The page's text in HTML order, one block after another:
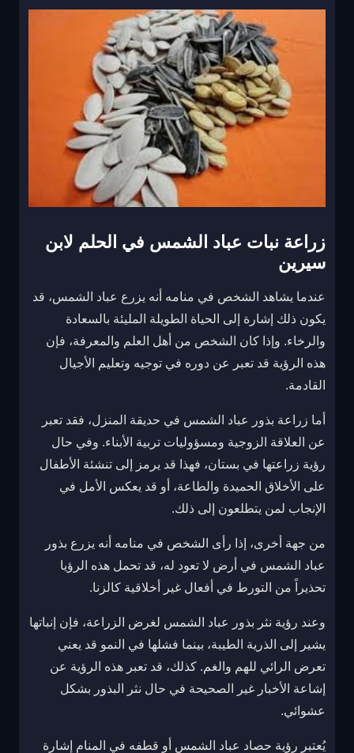
زراعة نبات عباد الشمس في الحلم لابن
سيرين
عندما يشاهد الشخص في منامه أنه يزرع عباد الشمس، قد
يكون ذلك إشارة إلى الحياة الطويلة المليئة بالسعادة
والرخاء. وإذا كان الشخص من أهل العلم والمعرفة، فإن
هذه الرؤية قد تعبر عن دوره في توجيه وتعليم الأجيال
القادمة.
أما زراعة بذور عباد الشمس في حديقة المنزل، فقد تعبر
عن العلاقة الزوجية ومسؤوليات تربية الأبناء. وفي حال
رؤية زراعتها في بستان، فهذا قد يرمز إلى تنشئة الأطفال
على الأخلاق الحميدة والطاعة، أو قد يعكس الأمل في
الإنجاب لمن يتطلعون إلى ذلك.
من جهة أخرى، إذا رأى الشخص في منامه أنه يزرع بذور
عباد الشمس في أرض لا تعود له، قد تحمل هذه الرؤيا
تحذيراً من التورط في أفعال غير أخلاقية كالزنا.
وعند رؤية نثر بذور عباد الشمس لغرض الزراعة، فإن إنباتها
يشير إلى الذرية الطيبة، بينما فشلها في النمو قد يعني
تعرض الرائي للهم والغم. كذلك، قد تعبر هذه الرؤية عن
إشاعة الأخبار غير الصحيحة في حال نثر البذور بشكل
عشوائي.
يُعتبر رؤية حصاد عباد الشمس أو قطفه في المنام إشارة